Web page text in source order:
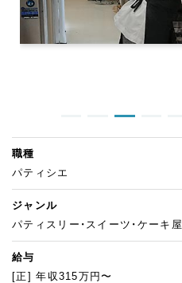
職種
パティシエ
ジャンル
パティスリー・スイーツ・ケーキ屋
給与
[正] 年収315万円〜